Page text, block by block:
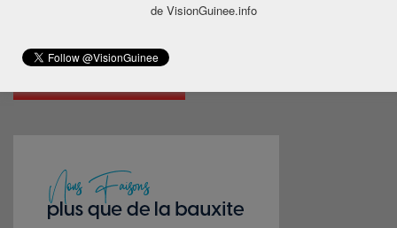
time I comment.
de VisionGuinee.info